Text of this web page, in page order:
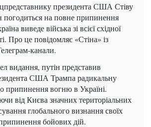
президента США Стіву
погодиться на повне припинення
виведе війська зі всієї східної
Про це повідомляє «Стіна» із
канали.
видання, путін представив
США Трампа радикальну
припинення вогню в Україні.
від Києва значних територіальних
глобального визнання своїх
бойових дій.